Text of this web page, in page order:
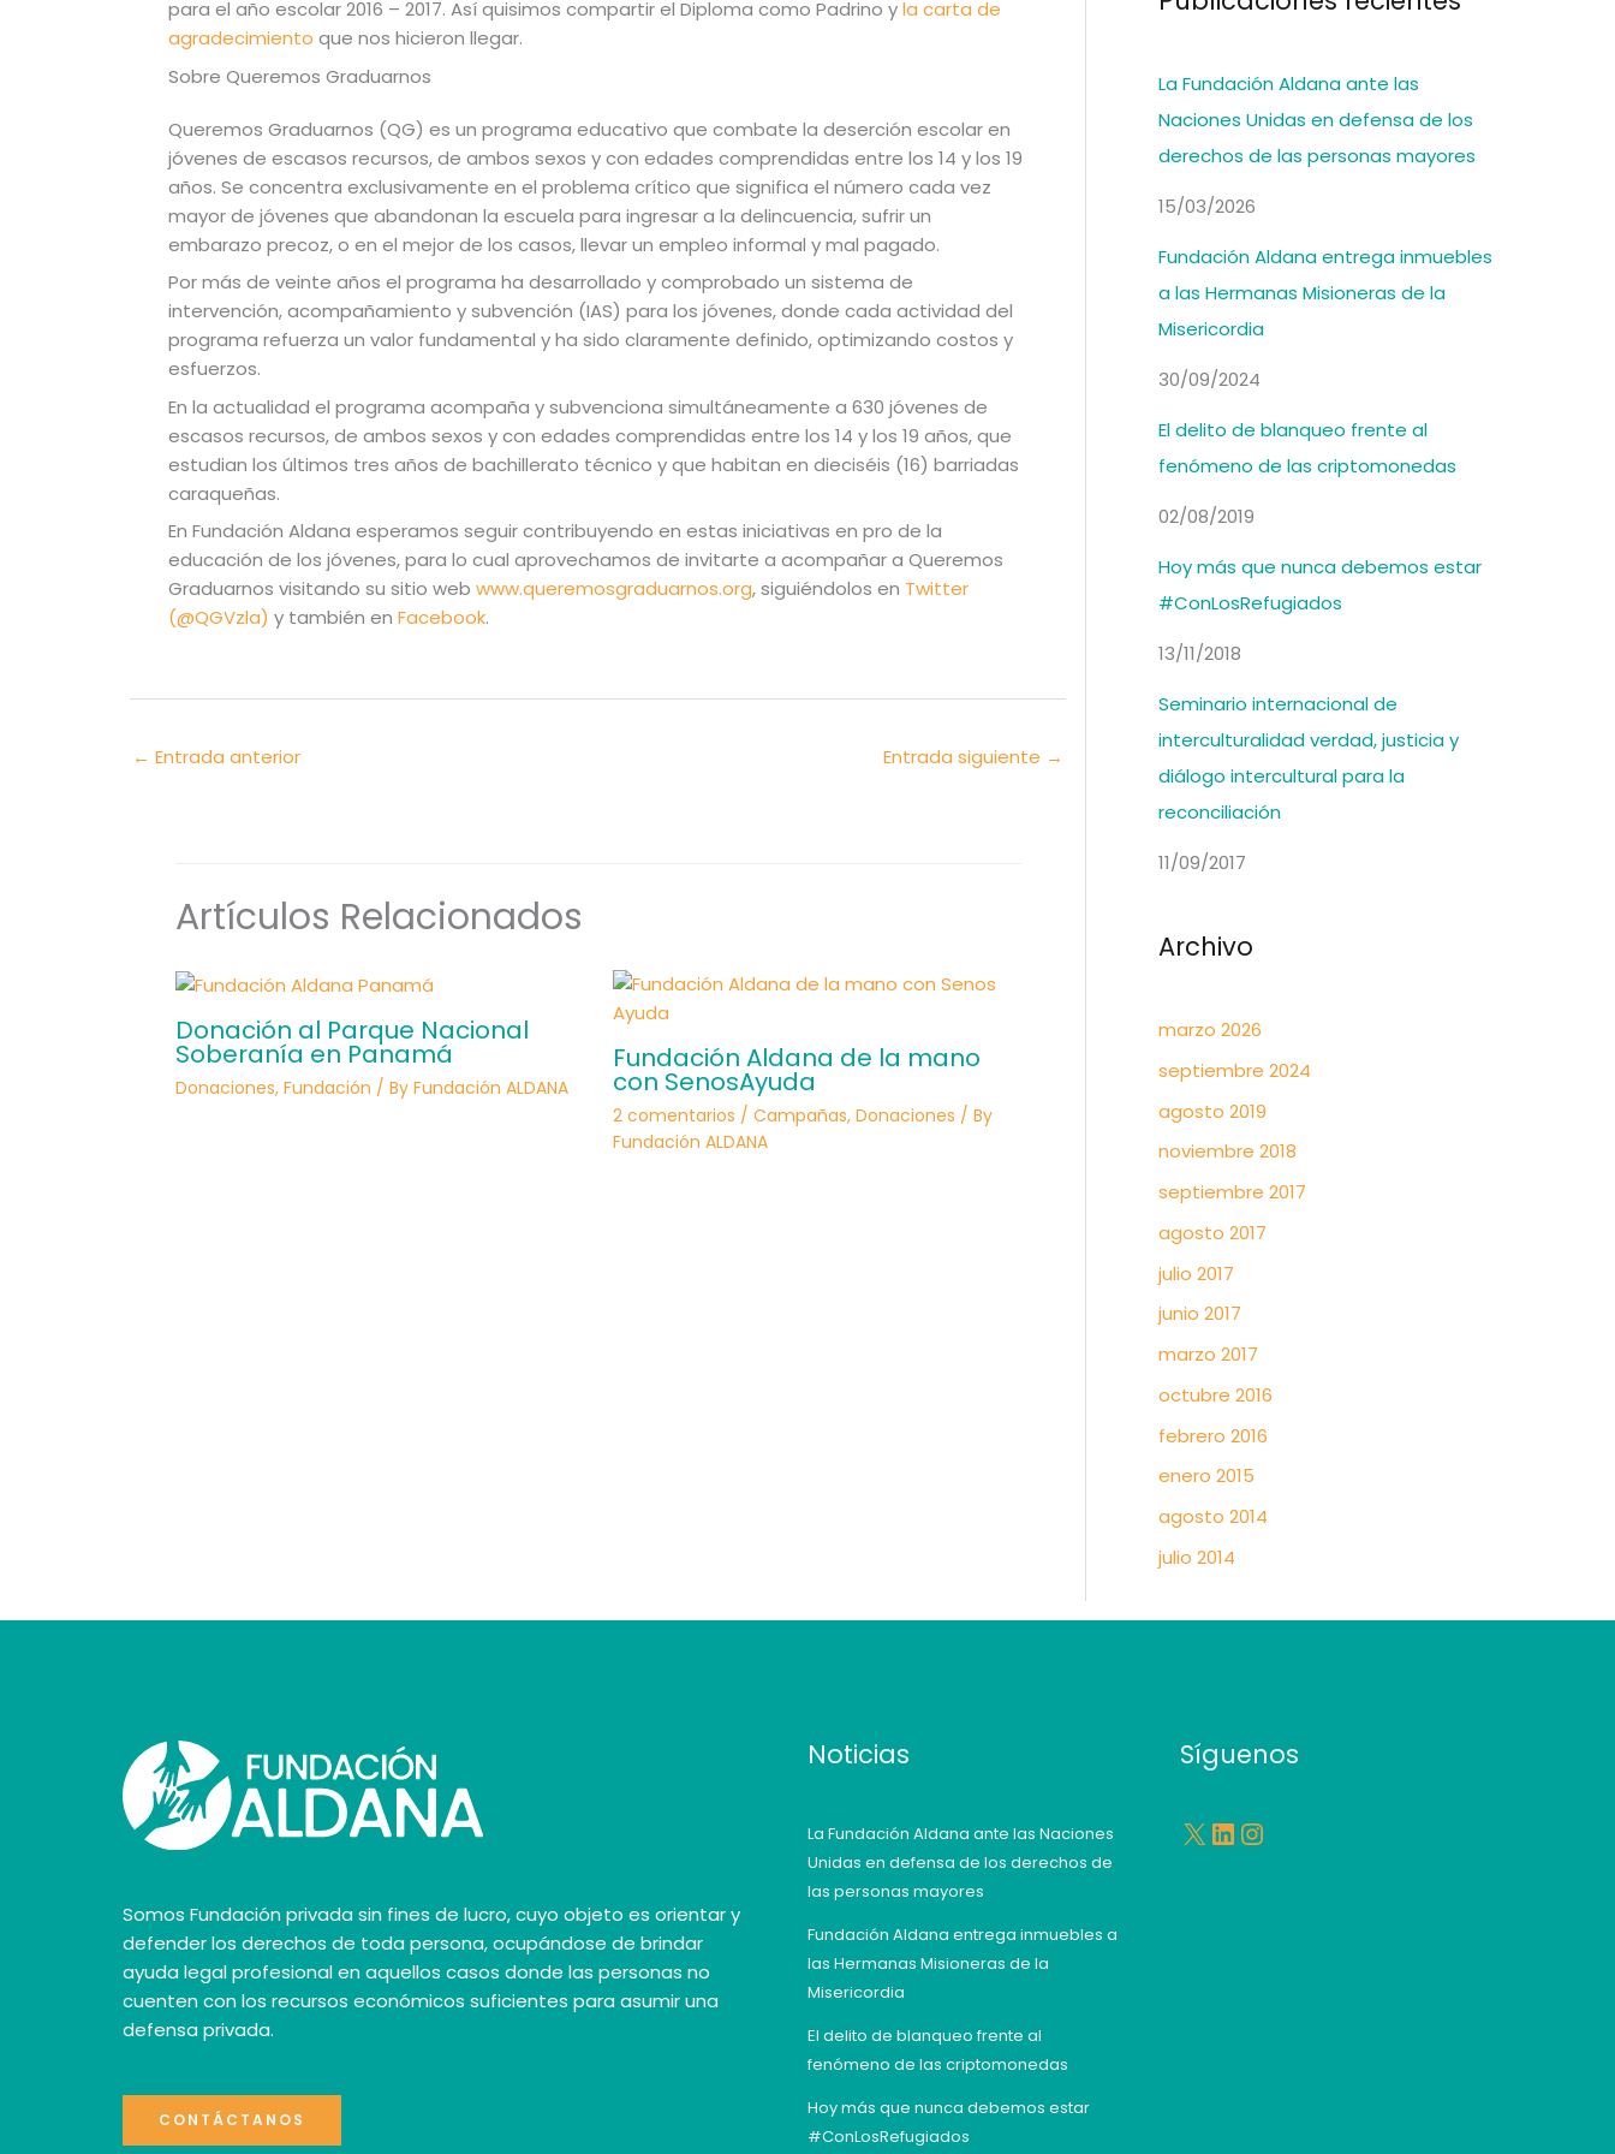
para el año escolar 2016 – 2017. Así quisimos compartir el Diploma como Padrino yla carta de
agradecimiento que nos hicieron llegar.
Sobre Queremos Graduarnos
Queremos Graduarnos (QG) es un programa educativo que combate la deserción escolar en
jóvenes de escasos recursos, de ambos sexos y con edades comprendidas entre los 14 y los 19
años. Se concentra exclusivamente en el problema crítico que significa el número cada vez
mayor de jóvenes que abandonan la escuela para ingresar a la delincuencia, sufrir un
embarazo precoz, o en el mejor de los casos, llevar un empleo informal y mal pagado.
Por más de veinte años el programa ha desarrollado y comprobado un sistema de
intervención, acompañamiento y subvención (IAS) para los jóvenes, donde cada actividad del
programa refuerza un valor fundamental y ha sido claramente definido, optimizando costos y
esfuerzos.
En la actualidad el programa acompaña y subvenciona simultáneamente a 630 jóvenes de
escasos recursos, de ambos sexos y con edades comprendidas entre los 14 y los 19 años, que
estudian los últimos tres años de bachillerato técnico y que habitan en dieciséis (16) barriadas
caraqueñas.
En Fundación Aldana esperamos seguir contribuyendo en estas iniciativas en pro de la
educación de los jóvenes, para lo cual aprovechamos de invitarte a acompañar a Queremos
Graduarnos visitando su sitio web www.queremosgraduarnos.org, siguiéndolos en Twitter
(@QGVzla) y también en Facebook.
← Entrada anterior Entrada siguiente →
Artículos Relacionados
Donación al Parque Nacional
Soberanía en Panamá
Donaciones, Fundación / By Fundación ALDANA
Fundación Aldana de la mano
con SenosAyuda
2 comentarios / Campañas, Donaciones / By
Fundación ALDANA
La Fundación Aldana ante las
Naciones Unidas en defensa de los
derechos de las personas mayores
15/03/2026
Fundación Aldana entrega inmuebles
a las Hermanas Misioneras de la
Misericordia
30/09/2024
El delito de blanqueo frente al
fenómeno de las criptomonedas
02/08/2019
Hoy más que nunca debemos estar
#ConLosRefugiados
13/11/2018
Seminario internacional de
interculturalidad verdad, justicia y
diálogo intercultural para la
reconciliación
11/09/2017
Archivo
marzo 2026
septiembre 2024
agosto 2019
noviembre 2018
septiembre 2017
agosto 2017
julio 2017
junio 2017
marzo 2017
octubre 2016
febrero 2016
enero 2015
agosto 2014
julio 2014
Somos Fundación privada sin fines de lucro, cuyo objeto es orientar y
defender los derechos de toda persona, ocupándose de brindar
ayuda legal profesional en aquellos casos donde las personas no
cuenten con los recursos económicos suficientes para asumir una
defensa privada.
CONTÁCTANOS
Noticias
La Fundación Aldana ante las Naciones
Unidas en defensa de los derechos de
las personas mayores
Fundación Aldana entrega inmuebles a
las Hermanas Misioneras de la
Misericordia
El delito de blanqueo frente al
fenómeno de las criptomonedas
Hoy más que nunca debemos estar
#ConLosRefugiados
Síguenos
X LinkedIn
Instagram